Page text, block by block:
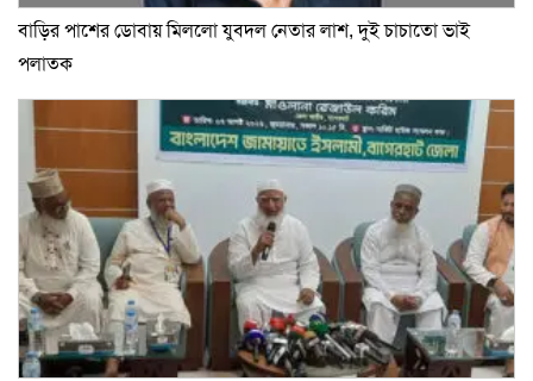
বাড়ির পাশের ডোবায় মিললো যুবদল নেতার লাশ, দুই চাচাতো ভাই
পলাতক